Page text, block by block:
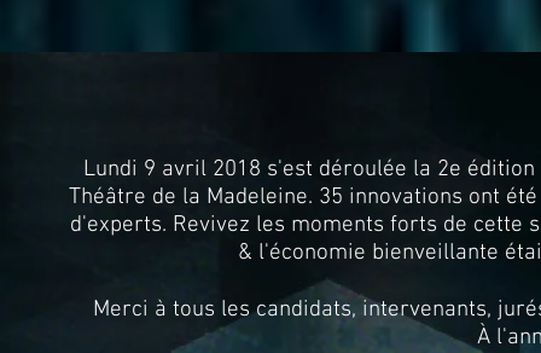
Lundi 9 avril 2018 s'est déroulée la 2e
Théâtre de la Madeleine. 35 innovations ont
d'experts. Revivez les moments forts de
& l'économie bienveillante
Merci à tous les candidats, intervenants,
À